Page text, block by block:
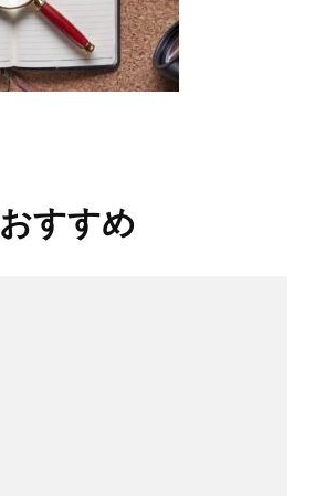
おすすめ